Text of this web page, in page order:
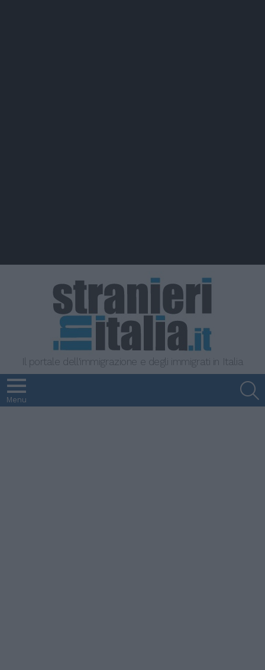
Il portale dell'immigrazione e degli immigrati in Italia
Menu